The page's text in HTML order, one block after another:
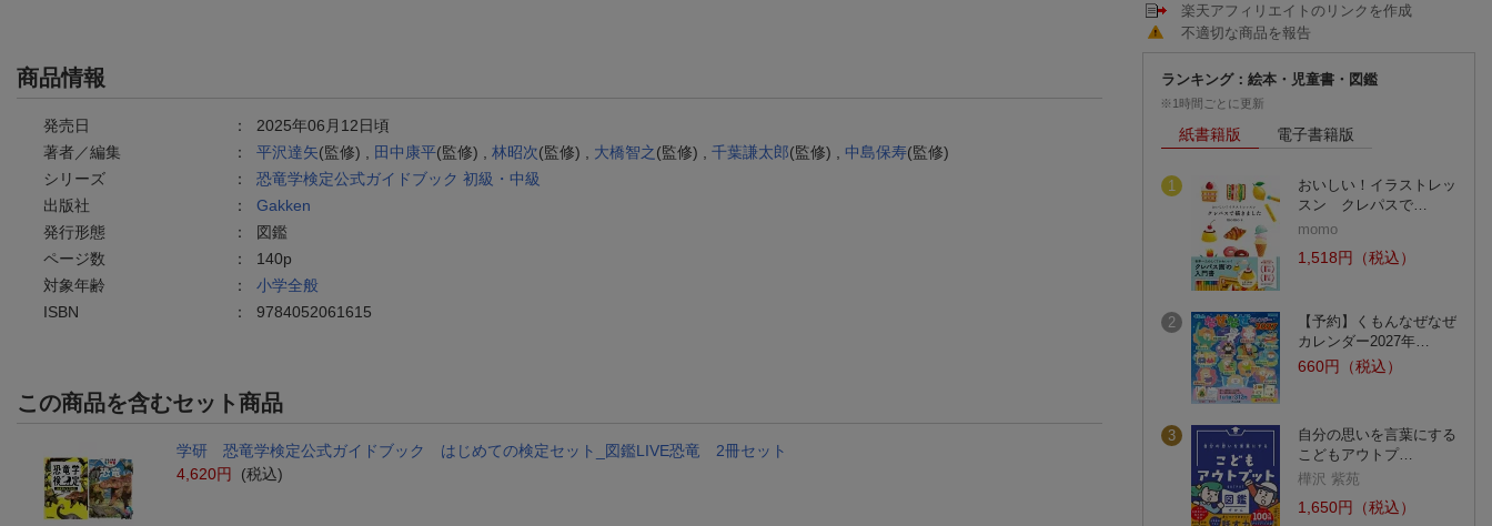
商品情報
発売日 ： 2025年06月12日頃
著者／編集
： 平沢達矢(監修) , 田中康平(監修) , 林昭次(監修) , 大橋智之(監修) , 千葉謙太郎(監修) , 中島保寿(監修)
シリーズ
： 恐竜学検定公式ガイドブック 初級・中級
出版社
： Gakken
発行形態
：
図鑑
ページ数
： 140p
対象年齢
： 小学全般
ISBN
： 9784052061615
この商品を含むセット商品
学研 恐竜学検定公式ガイドブック はじめての検定セット_図鑑LIVE恐竜 2冊セット
4,620円
(税込)
楽天アフィリエイトのリンクを作成
不適切な商品を報告
ランキング：絵本・児童書・図鑑
※1時間ごとに更新
紙書籍版 電子書籍版
1
おいしい！イラストレッ
スン クレパスで…
momo
1,518円（税込）
2
【予約】くもんなぜなぜ
カレンダー2027年…
660円（税込）
3
自分の思いを言葉にする
こどもアウトプ…
樺沢 紫苑
1,650円（税込）